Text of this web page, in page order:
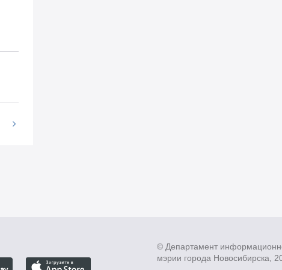
© Департамент
мэрии города Новосибирска,